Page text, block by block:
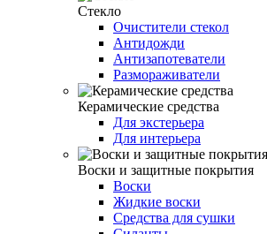
Стекло
Очистители стекол
Антидожди
Антизапотеватели
Размораживатели
Керамические средства
Для экстерьера
Для интерьера
Воски и защитные покрытия
Воски
Жидкие воски
Средства для сушки